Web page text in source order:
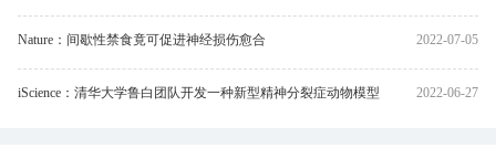
白83%
Nature：间歇性禁食竟可促进神经损伤愈合 2022-07-05
iScience：清华大学鲁白团队开发一种新型精神分裂症动物模型 2022-06-27